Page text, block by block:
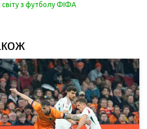
світу з футболу ФІФА